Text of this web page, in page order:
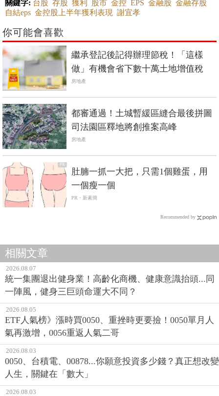
關鍵字: 台股 存股 獲利 股市 金控 EPS 金融股 金融存股
自結eps 金控股上半年獲利表現 謝宜孝
你可能會喜歡
繼承登記後記得辦理節稅！「這樣
做」有機會省下數十萬土地增值稅
房地產
都審通過！土城暫緩區縫合最後拼圖
司法園區釋地將創推案高峰
房地產
PR
肚腩一抓一大把，只需1個雞蛋，用
一個瘦一個
PR・新素簡
Recommended by
相關文章
2026.08.07
統一集團退出健身業！高齡化商機、健康意識抬頭...同
一陣風，健身三巨頭命運大不同？
2026.08.05
ETF人氣榜》漲時買0050、重挫時更要撿！0050單月人
氣再激增，0056重返人氣二哥
2026.08.03
0050、台積電、00878...你願意投資多少錢？真正想改變
人生，關鍵在「數大」
2026.08.03